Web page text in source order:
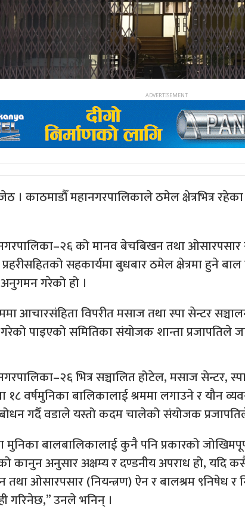
। काठमाडौँ महानगरपालिकाले ठमेल क्षेत्रभित्र
को मानव बेचबिखन तथा
प्रहरीसहितको सहकार्यमा बुधबार ठमेल क्षेत्रमा हुने
गरेको हो ।
आचारसंहिता विपरीत मसाज तथा स्पा सेन्टर
पाइएको समितिका संयोजक शान्ता प्रजापतिले
भित्र सञ्चालित होटेल, मसाज सेन्टर,
१८ वर्षमुनिका बालिकालाई श्रममा लगाउने र यौन
गर्दै वडाले यस्तो कदम चालेको संयोजक
मुनिका बालबालिकालाई कुनै पनि प्रकारको
कानुन अनुसार अक्षम्य र दण्डनीय अपराध हो, यदि
ओसारपसार (नियन्त्रण) ऐन र बालश्रम ९निषेध र
गरिनेछ,” उनले भनिन् ।